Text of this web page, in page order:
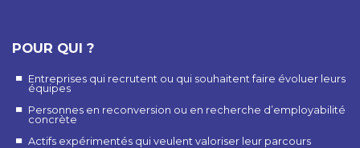
POUR QUI ?
Entreprises qui recrutent ou qui souhaitent faire évoluer leurs
équipes
Personnes en reconversion ou en recherche d’employabilité
concrète
Actifs expérimentés qui veulent valoriser leur parcours